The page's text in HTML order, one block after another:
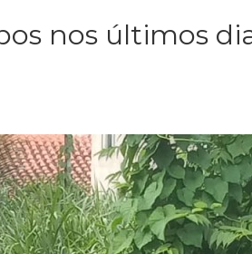
nos últimos